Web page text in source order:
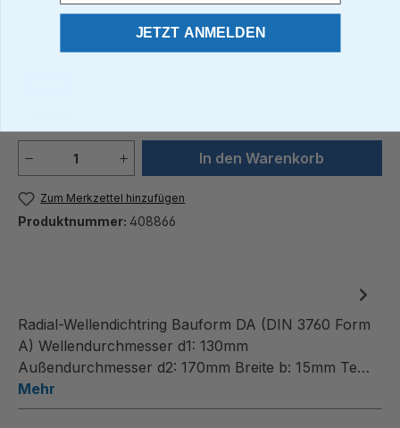
Alle Preise inkl. gesetzl. Mehrwertsteuer zzgl. Versandkosten
Produkt Anzahl: Gib denIn den Warenkorb
Zum Merkzettel hinzufügen
Produktnummer: 408866
Radial-Wellendichtring Bauform DA (DIN 3760 Form
A) Wellendurchmesser d1: 130mm
Außendurchmesser d2: 170mm Breite b: 15mm Te…
Mehr
JETZT ANMELDEN